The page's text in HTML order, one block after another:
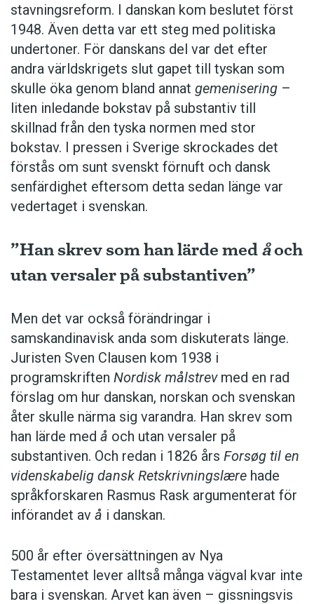
stavningsreform. I danskan kom beslutet först
1948. Även detta var ett steg med politiska
undertoner. För ­danskans del var det efter
andra världskrigets slut gapet till tyskan som
skulle öka genom bland annat gemenisering –
liten inledande bokstav på substantiv till
skillnad från den tyska normen med stor
bokstav. I pressen i Sverige skrockades det
förstås om sunt svenskt förnuft och dansk
senfärdighet eftersom detta sedan länge var
vedertaget i svenskan.
”Han skrev som han lärde medåoch
utan versaler på substantiven”
Men det var också förändringar i
samskandinavisk anda som diskuterats länge.
Juristen Sven Clausen kom 1938 i
programskriften Nordisk målstrevmed en rad
förslag om hur danskan, norskan och svenskan
åter skulle närma sig varandra. Han skrev som
han lärde med å och utan versaler på
substantiven. Och redan i 1826 års Forsøg til en
videnskabelig dansk Retskrivningslære hade
språkforskaren Rasmus Rask argumenterat för
införandet av å i danskan.
500 år efter översättningen av Nya
Testamentet lever alltså många vägval kvar inte
bara i svenskan. Arvet kan även – gissningsvis